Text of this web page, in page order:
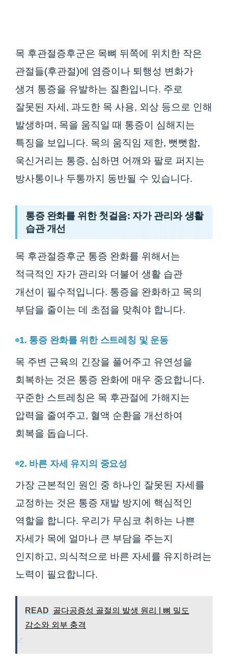
목 후관절증후군은 목뼈 뒤쪽에 위치한 작은
관절들(후관절)에 염증이나 퇴행성 변화가
생겨 통증을 유발하는 질환입니다. 주로
잘못된 자세, 과도한 목 사용, 외상 등으로 인해
발생하며, 목을 움직일 때 통증이 심해지는
특징을 보입니다. 목의 움직임 제한, 뻣뻣함,
욱신거리는 통증, 심하면 어깨와 팔로 퍼지는
방사통이나 두통까지 동반될 수 있습니다.
통증 완화를 위한 첫걸음: 자가 관리와 생활
습관 개선
목 후관절증후군 통증 완화를 위해서는
적극적인 자가 관리와 더불어 생활 습관
개선이 필수적입니다. 통증을 완화하고 목의
부담을 줄이는 데 초점을 맞춰야 합니다.
1. 통증 완화를 위한 스트레칭 및 운동
목 주변 근육의 긴장을 풀어주고 유연성을
회복하는 것은 통증 완화에 매우 중요합니다.
꾸준한 스트레칭은 목 후관절에 가해지는
압력을 줄여주고, 혈액 순환을 개선하여
회복을 돕습니다.
2. 바른 자세 유지의 중요성
가장 근본적인 원인 중 하나인 잘못된 자세를
교정하는 것은 통증 재발 방지에 핵심적인
역할을 합니다. 우리가 무심코 취하는 나쁜
자세가 목에 얼마나 큰 부담을 주는지
인지하고, 의식적으로 바른 자세를 유지하려는
노력이 필요합니다.
READ 골다공증성 골절의 발생 원리 | 뼈 밀도
감소와 외부 충격